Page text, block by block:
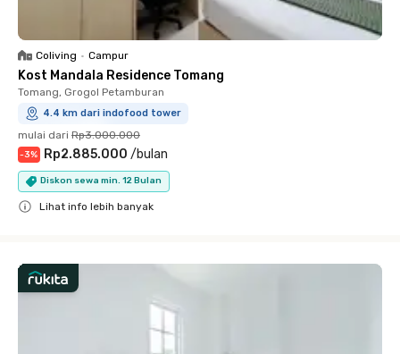
Coliving • Campur
Kost Mandala Residence Tomang
Tomang, Grogol Petamburan
4.4 km dari indofood tower
mulai dari Rp3.000.000
-3% Rp2.885.000 /bulan
Diskon sewa min. 12 Bulan
Lihat info lebih banyak